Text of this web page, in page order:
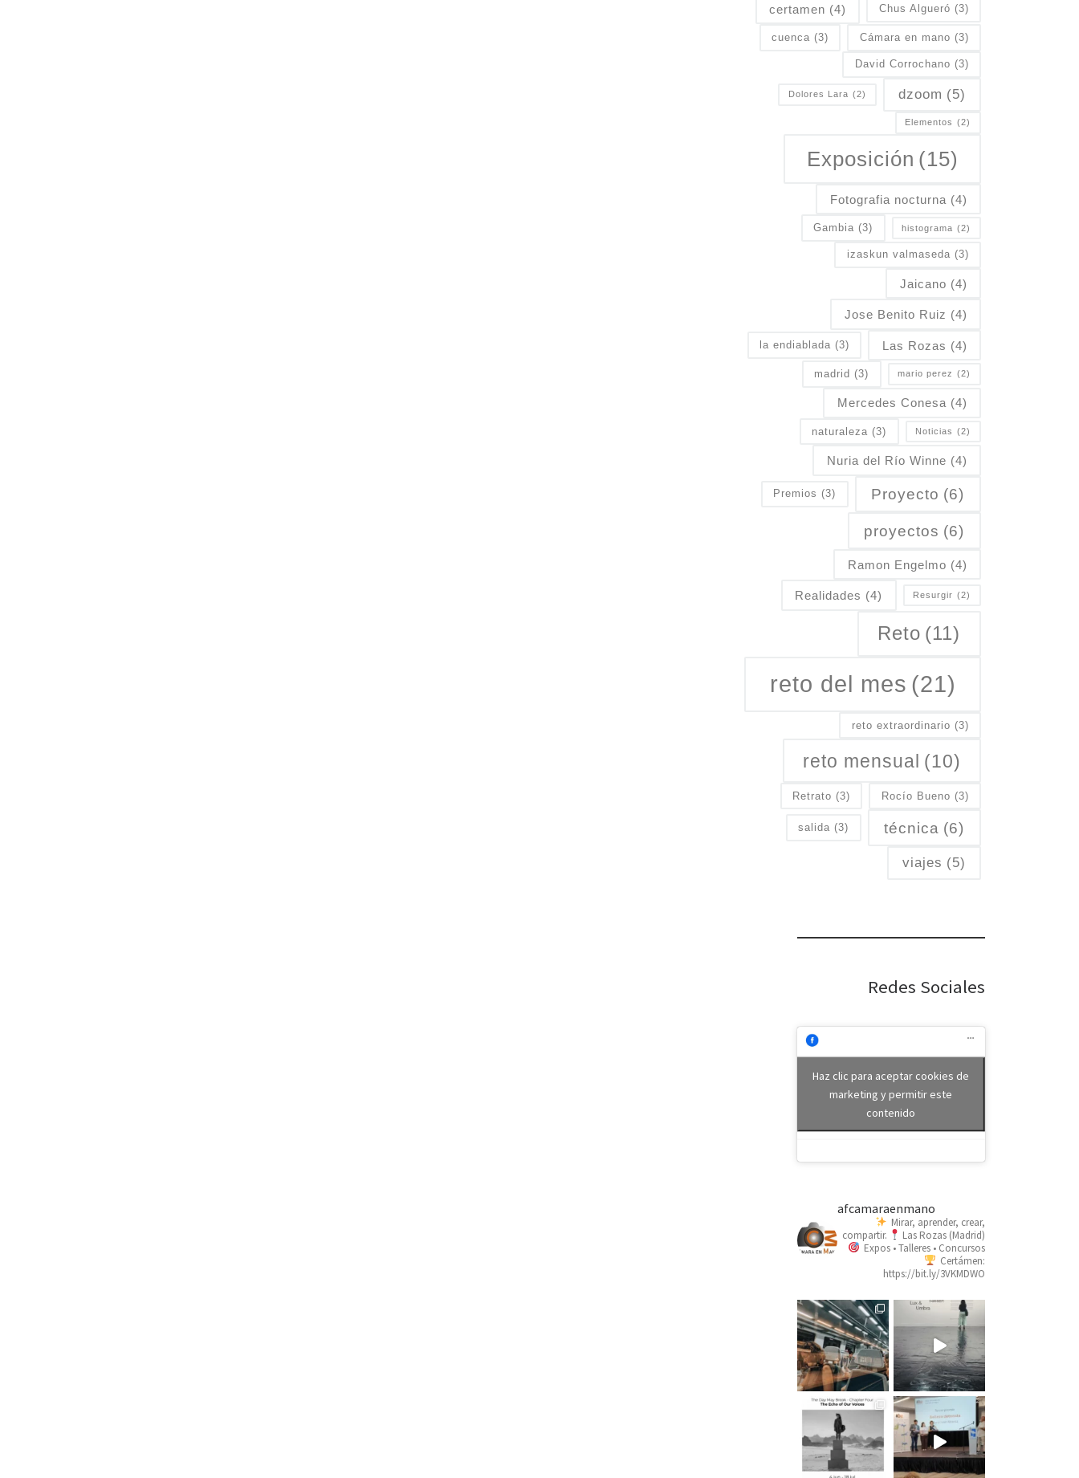
certamen (4) Chus Algueró (3)
cuenca (3) Cámara en mano (3)
David Corrochano (3)
Dolores Lara (2) dzoom (5)
Elementos (2)
Exposición (15)
Fotografia nocturna (4)
Gambia (3) histograma (2)
izaskun valmaseda (3)
Jaicano (4)
Jose Benito Ruiz (4)
la endiablada (3) Las Rozas (4)
madrid (3) mario perez (2)
Mercedes Conesa (4)
naturaleza (3) Noticias (2)
Nuria del Río Winne (4)
Premios (3) Proyecto (6)
proyectos (6)
Ramon Engelmo (4)
Realidades (4) Resurgir (2)
Reto (11)
reto del mes (21)
reto extraordinario (3)
reto mensual (10)
Retrato (3) Rocío Bueno (3)
salida (3) técnica (6)
viajes (5)
Redes Sociales
Haz clic para aceptar cookies de
marketing y permitir este
contenido
afcamaraenmano
Mirar, aprender, crear,
compartir.
Las Rozas (Madrid)
Expos • Talleres • Concursos
Certámen:
https://bit.ly/3VKMDWO